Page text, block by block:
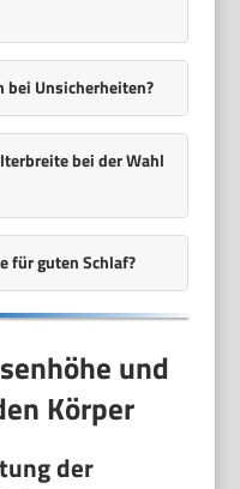
Unsicherheiten?
bei der Wahl
für guten Schlaf?
und
Körper
der